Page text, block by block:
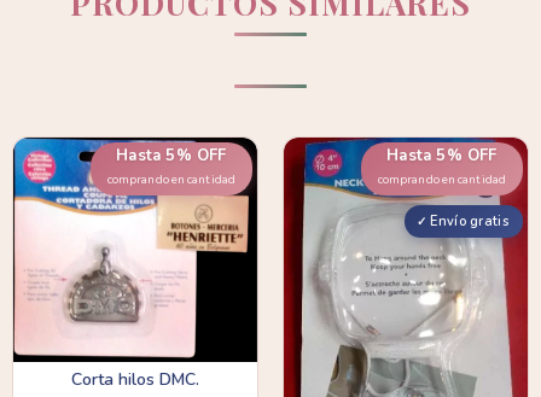
Hasta 5% OFF
comprando en cantidad
Corta hilos DMC.
Hasta 5% OFF
comprando en cantidad
Envío gratis